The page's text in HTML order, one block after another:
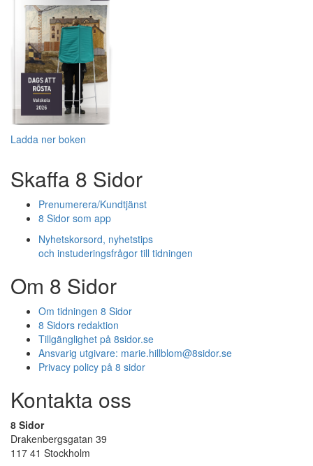
Ladda ner boken
Skaffa 8 Sidor
Prenumerera/Kundtjänst
8 Sidor som app
Nyhetskorsord, nyhetstips
och instuderingsfrågor till tidningen
Om 8 Sidor
Om tidningen 8 Sidor
8 Sidors redaktion
Tillgänglighet på 8sidor.se
Ansvarig utgivare: marie.hillblom@8sidor.se
Privacy policy på 8 sidor
Kontakta oss
8 Sidor
Drakenbergsgatan 39
117 41 Stockholm